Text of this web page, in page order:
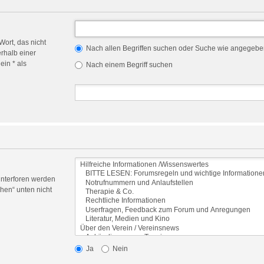
das nicht
einer
* als
Nach allen Begriffen suchen oder Suche wie
Nach einem Begriff suchen
werden
unten nicht
Ja Nein